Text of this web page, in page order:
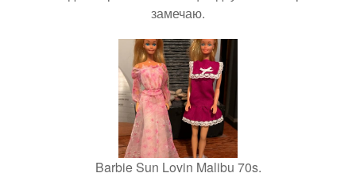
замечаю.
Barbie Sun Lovin Malibu 70s.